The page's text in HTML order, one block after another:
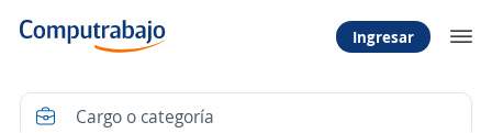
Ingresar